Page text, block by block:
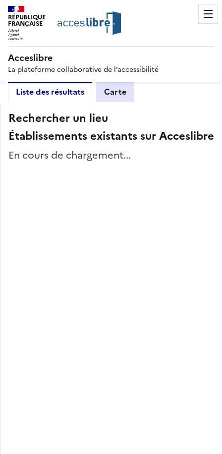
RÉPUBLIQUE
FRANÇAISE
Acceslibre
La plateforme collaborative de l’accessibilité
Liste des résultats Carte
Rechercher un lieu
Établissements existants sur Acceslibre
En cours de chargement...